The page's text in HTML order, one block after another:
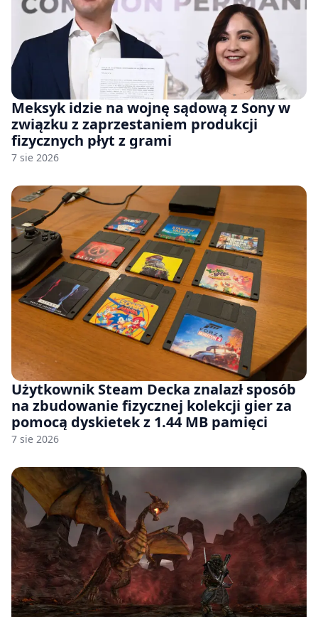
Meksyk idzie na wojnę sądową z Sony w
związku z zaprzestaniem produkcji
fizycznych płyt z grami
7 sie 2026
Użytkownik Steam Decka znalazł sposób
na zbudowanie fizycznej kolekcji gier za
pomocą dyskietek z 1.44 MB pamięci
7 sie 2026